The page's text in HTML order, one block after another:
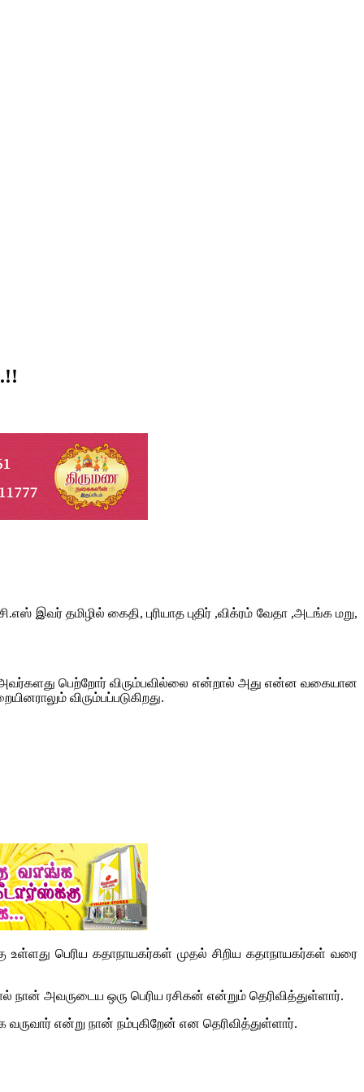
இவர் தமிழில் கைதி, புரியாத புதிர் ,விக்ரம் வேதா ,அடங்க மறு,
அவர்களது பெற்றோர் விரும்பவில்லை என்றால் அது என்ன வகையான
விரும்பப்படுகிறது.
பெரிய கதாநாயகர்கள் முதல் சிறிய கதாநாயகர்கள் வரை
அவருடைய ஒரு பெரிய ரசிகன் என்றும் தெரிவித்துள்ளார்.
என்று நான் நம்புகிறேன் என தெரிவித்துள்ளார்.